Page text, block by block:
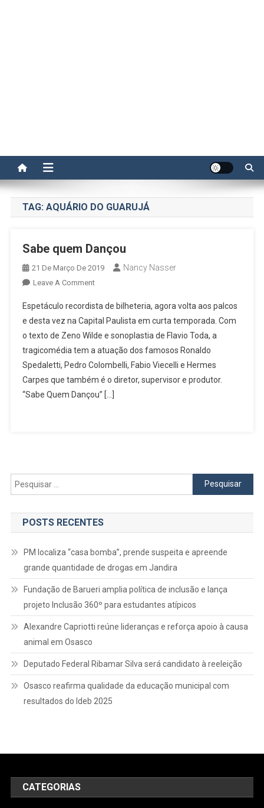
TAG: AQUÁRIO DO GUARUJÁ
Sabe quem Dançou
21 De Março De 2019 Nancy Nasser
Leave A CommentOn
Quem
Dançou
Espetáculo recordista de bilheteria, agora volta aos palcos
e desta vez na Capital Paulista em curta temporada. Com
o texto de Zeno Wilde e sonoplastia de Flavio Toda, a
tragicomédia tem a atuação dos famosos Ronaldo
Spedaletti, Pedro Colombelli, Fabio Viecelli e Hermes
Carpes que também é o diretor, supervisor e produtor.
“Sabe Quem Dançou” […]
Pesquisar
por:
POSTS RECENTES
PM localiza “casa bomba”, prende suspeita e apreende
grande quantidade de drogas em Jandira
Fundação de Barueri amplia política de inclusão e lança
projeto Inclusão 360º para estudantes atípicos
Alexandre Capriotti reúne lideranças e reforça apoio à causa
animal em Osasco
Deputado Federal Ribamar Silva será candidato à reeleição
Osasco reafirma qualidade da educação municipal com
resultados do Ideb 2025
CATEGORIAS